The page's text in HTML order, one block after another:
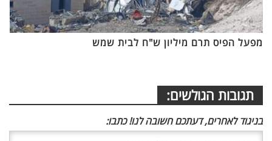
מפעל הפיס תרם מיליון ש"ח לבית שמש
תגובות הגולשים:
בניגוד לאחרים, דעתכם חשובה לנו! כתבו: